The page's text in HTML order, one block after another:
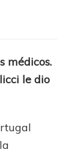
médicos.
le dio